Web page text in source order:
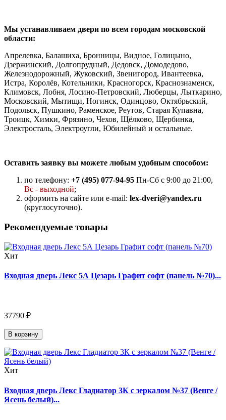
Мы устанавливаем двери по всем городам московской
области:
Апрелевка, Балашиха, Бронницы, Видное, Голицыно,
Дзержинский, Долгопрудный, Дедовск, Домодедово,
Железнодорожный, Жуковский, Звенигород, Ивантеевка,
Истра, Королёв, Котельники, Красногорск, Краснознаменск,
Климовск, Лобня, Лосино-Петровский, Люберцы, Лыткарино,
Московский, Мытищи, Ногинск, Одинцово, Октябрьский,
Подольск, Пушкино, Раменское, Реутов, Старая Купавна,
Троицк, Химки, Фрязино, Чехов, Щёлково, Щербинка,
Электросталь, Электроугли, Юбилейный и остальные.
Оставить заявку вы можете любым удобным способом:
по телефону: +7 (495) 077-94-95 Пн-Сб с 9:00 до 21:00,
Вс - выходной;
оформить на сайте или e-mail: lex-dveri@yandex.ru
(круглосуточно).
Рекомендуемые товары
Хит
Входная дверь Лекс 5А Цезарь Графит софт (панель №70)...
37790 ₽
В корзину
Хит
Входная дверь Лекс Гладиатор 3К с зеркалом №37 (Венге /
Ясень белый)...